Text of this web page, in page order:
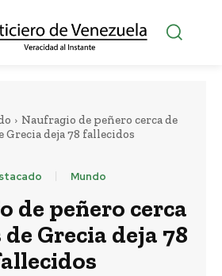
Naufragio de peñero cerca de
Grecia deja 78 fallecidos
Mundo
de peñero cerca
Grecia deja 78